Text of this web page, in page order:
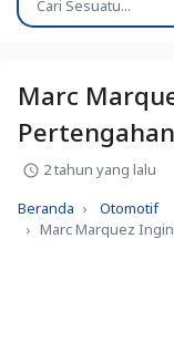
Marc
2 tahun yang lalu
Beranda
Otomotif
Marc Marquez